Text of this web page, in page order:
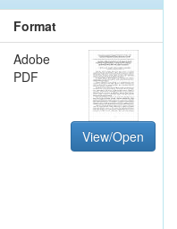
Format
Adobe
PDF
View/Open